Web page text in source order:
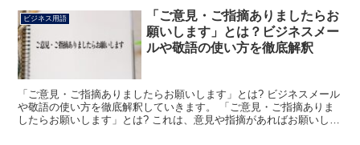
ビジネス用語
「ご意見・ご指摘ありましたらお
願いします」とは？ビジネスメー
ルや敬語の使い方を徹底解釈
「ご意見・ご指摘ありましたらお願いします」とは? ビジネスメール
や敬語の使い方を徹底解釈していきます。 「ご意見・ご指摘ありま
したらお願いします」とは? これは、意見や指摘があればお願いした